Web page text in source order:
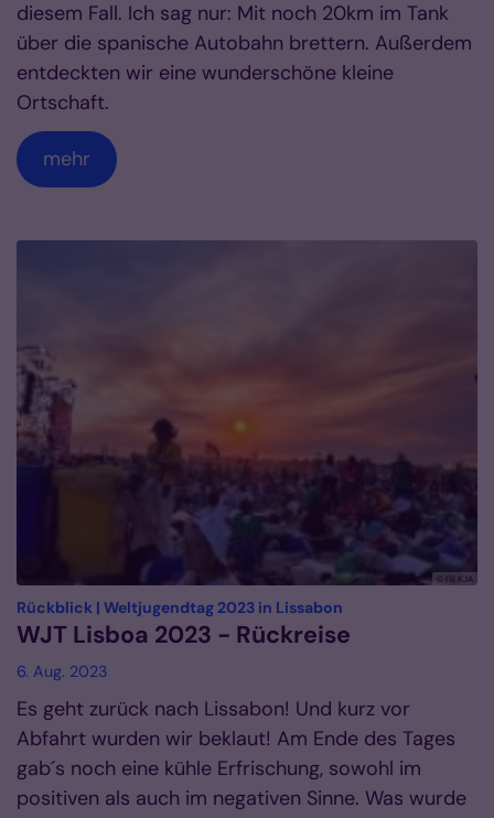
diesem Fall. Ich sag nur: Mit noch 20km im Tank
über die spanische Autobahn brettern. Außerdem
entdeckten wir eine wunderschöne kleine
Ortschaft.
mehr
© FB KJA
Rückblick | Weltjugendtag 2023 in Lissabon
WJT Lisboa 2023 - Rückreise
6. Aug. 2023
Es geht zurück nach Lissabon! Und kurz vor
Abfahrt wurden wir beklaut! Am Ende des Tages
gab´s noch eine kühle Erfrischung, sowohl im
positiven als auch im negativen Sinne. Was wurde